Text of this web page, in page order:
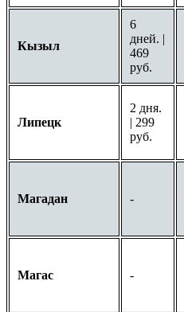
Кызыл
6
дней. |
469
руб.
Липецк
2 дня.
| 299
руб.
Магадан -
Магас -